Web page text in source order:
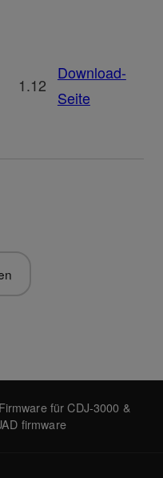
1.12
Download-
Seite
für CDJ-3000 &
firmware